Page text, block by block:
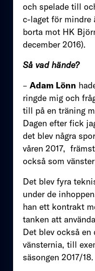
och spelade till
c-laget för mindre
borta mot HK
december 2016).
Så vad hände?
– Adam Lönn
ringde mig och
till på en träning
Dagen efter fick
det blev några
våren 2017,
också som
Det blev fyra
under de
han ett kontrakt
tanken att
Det blev också
vänsternia, till
säsongen 2017/18.